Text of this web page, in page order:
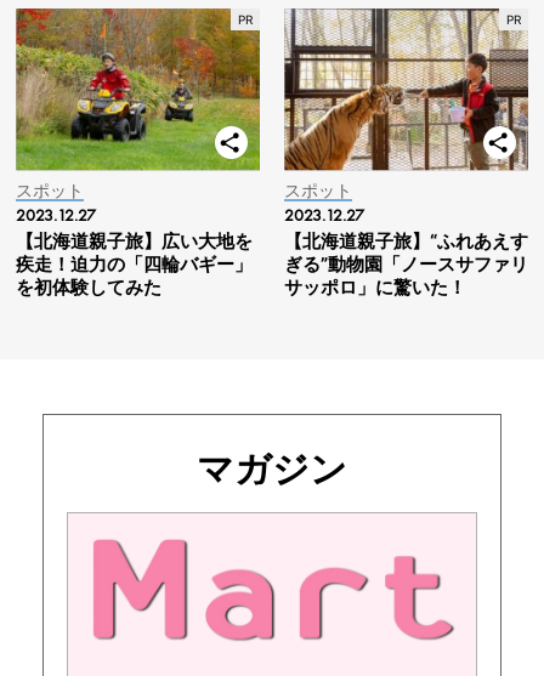
スポット
2023.12.27
【北海道親子旅】広い大地を
疾走！迫力の「四輪バギー」
を初体験してみた
スポット
2023.12.27
【北海道親子旅】“ふれあえす
ぎる”動物園「ノースサファリ
サッポロ」に驚いた！
マガジン